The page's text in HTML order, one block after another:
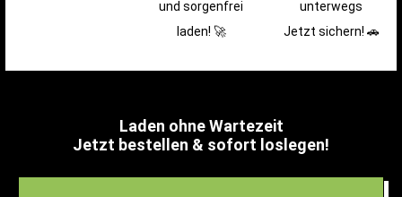
und sorgenfrei
laden! 🚀
unterwegs
Jetzt sichern! 🚗
Laden ohne Wartezeit
Jetzt bestellen & sofort loslegen!